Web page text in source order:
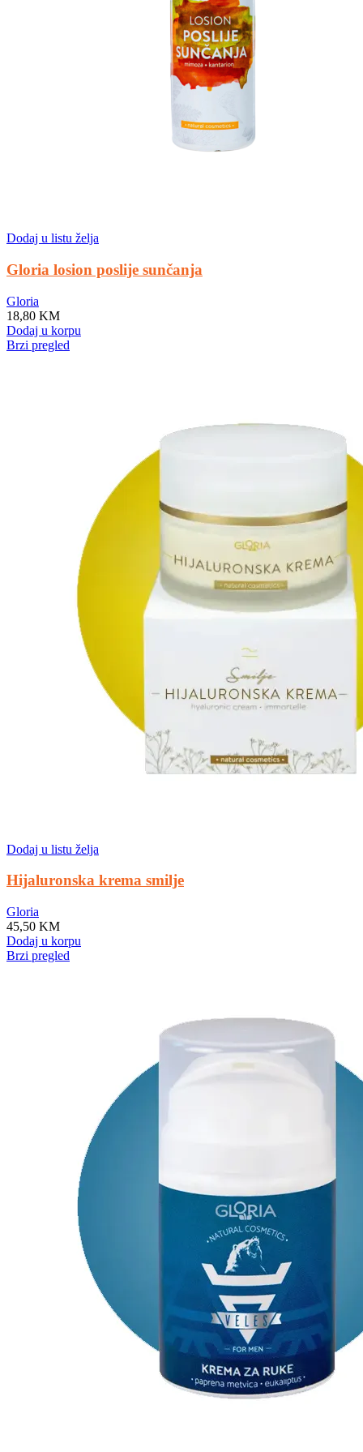
Dodaj u listu želja
Gloria losion poslije sunčanja
Gloria
18,80 KM
Dodaj u korpu
Brzi pregled
Dodaj u listu želja
Hijaluronska krema smilje
Gloria
45,50 KM
Dodaj u korpu
Brzi pregled